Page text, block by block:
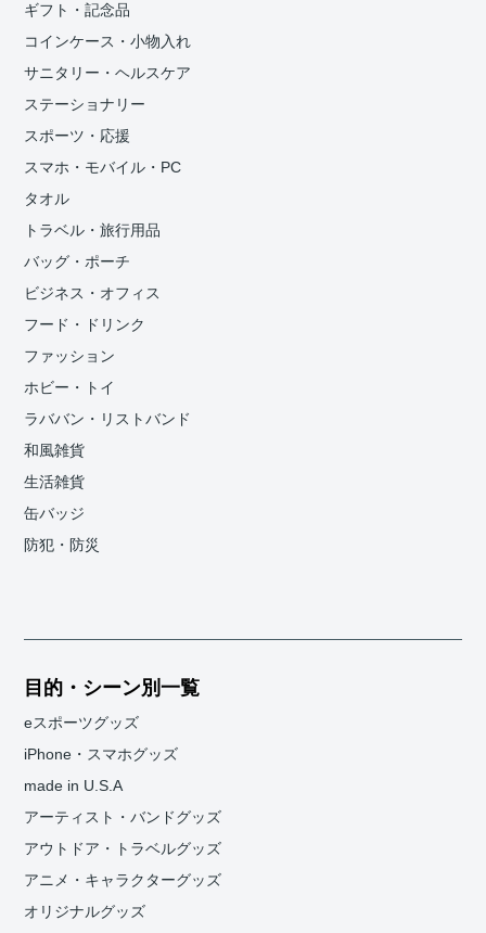
ギフト・記念品
コインケース・小物入れ
サニタリー・ヘルスケア
ステーショナリー
スポーツ・応援
スマホ・モバイル・PC
タオル
トラベル・旅行用品
バッグ・ポーチ
ビジネス・オフィス
フード・ドリンク
ファッション
ホビー・トイ
ラババン・リストバンド
和風雑貨
生活雑貨
缶バッジ
防犯・防災
目的・シーン別一覧
eスポーツグッズ
iPhone・スマホグッズ
made in U.S.A
アーティスト・バンドグッズ
アウトドア・トラベルグッズ
アニメ・キャラクターグッズ
オリジナルグッズ